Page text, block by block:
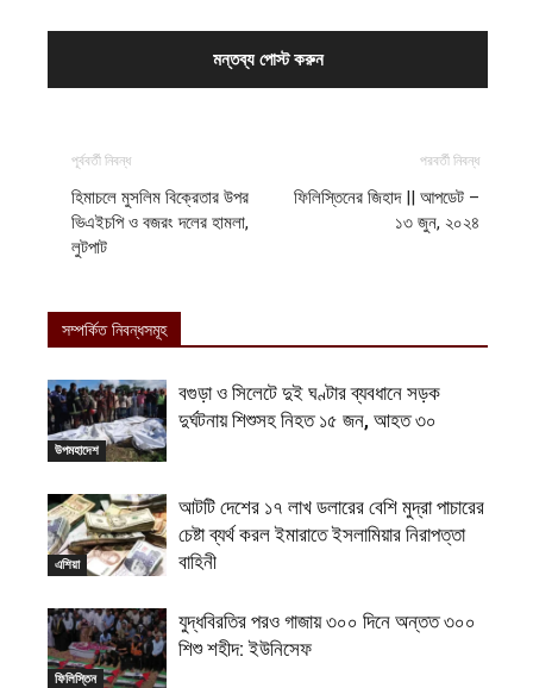
পূর্ববর্তী নিবন্ধ
হিমাচলে মুসলিম বিক্রেতার উপর
ভিএইচপি ও বজরং দলের হামলা,
লুটপাট
পরবর্তী নিবন্ধ
ফিলিস্তিনের জিহাদ || আপডেট –
১৩ জুন, ২০২৪
সম্পর্কিত নিবন্ধসমূহ
উপমহাদেশ
বগুড়া ও সিলেটে দুই ঘণ্টার ব্যবধানে সড়ক
দুর্ঘটনায় শিশুসহ নিহত ১৫ জন, আহত ৩০
এশিয়া
আটটি দেশের ১৭ লাখ ডলারের বেশি মুদ্রা পাচারের
চেষ্টা ব্যর্থ করল ইমারাতে ইসলামিয়ার নিরাপত্তা
বাহিনী
ফিলিস্তিন
যুদ্ধবিরতির পরও গাজায় ৩০০ দিনে অন্তত ৩০০
শিশু শহীদ: ইউনিসেফ